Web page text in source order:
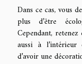
Dans ce cas, vous
plus d’être
Cependant,
aussi à
d’avoir une